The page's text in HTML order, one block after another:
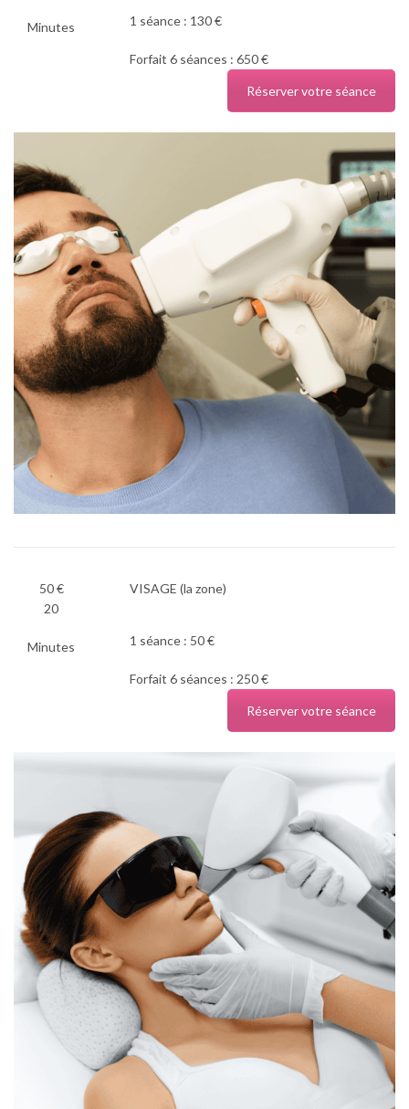
Minutes 1 séance : 130 €
Forfait 6 séances : 650 €
Réserver votre séance
50 €
20
Minutes
VISAGE (la zone)
1 séance : 50 €
Forfait 6 séances : 250 €
Réserver votre séance